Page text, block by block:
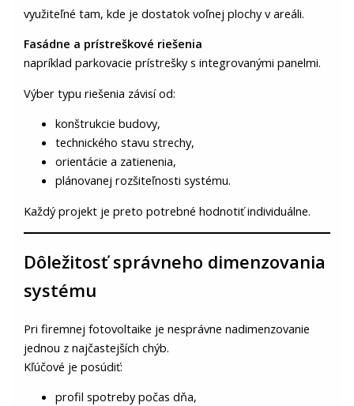
využiteľné tam, kde je dostatok voľnej plochy v areáli.
Fasádne a prístreškové riešenia
napríklad parkovacie prístrešky s integrovanými panelmi.
Výber typu riešenia závisí od:
konštrukcie budovy,
technického stavu strechy,
orientácie a zatienenia,
plánovanej rozšiteľnosti systému.
Každý projekt je preto potrebné hodnotiť individuálne.
Dôležitosť správneho dimenzovania
systému
Pri firemnej fotovoltaike je nesprávne nadimenzovanie
jednou z najčastejších chýb.
Kľúčové je posúdiť:
profil spotreby počas dňa,